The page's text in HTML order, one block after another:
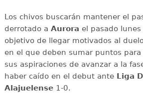
Los chivos buscarán mantener el
derrotado a Aurora el pasado
objetivo de llegar motivados al
en el que deben sumar puntos
sus aspiraciones de avanzar a la
haber caído en el debut ante Liga
Alajuelense1-0.